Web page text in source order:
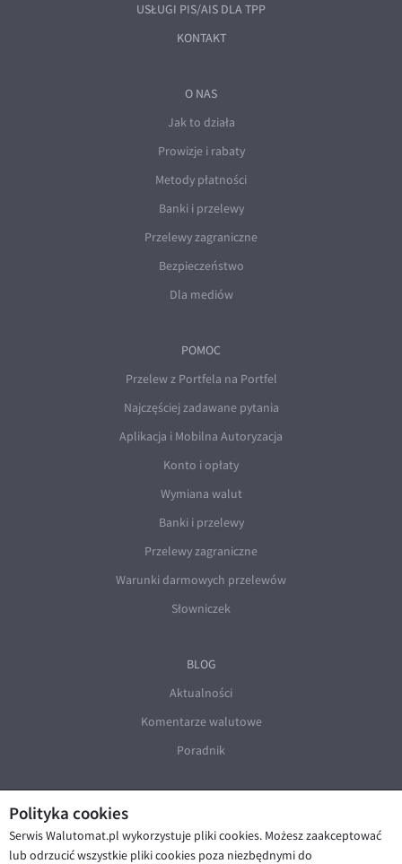
Polityka cookies
Serwis Walutomat.pl wykorzystuje pliki cookies. Możesz zaakceptować
lub odrzucić wszystkie pliki cookies poza niezbędnymi do
USŁUGI PIS/AIS DLA TPP
KONTAKT
O NAS
Jak to działa
Prowizje i rabaty
Metody płatności
Banki i przelewy
Przelewy zagraniczne
Bezpieczeństwo
Dla mediów
POMOC
Przelew z Portfela na Portfel
Najczęściej zadawane pytania
Aplikacja i Mobilna Autoryzacja
Konto i opłaty
Wymiana walut
Banki i przelewy
Przelewy zagraniczne
Warunki darmowych przelewów
Słowniczek
BLOG
Aktualności
Komentarze walutowe
Poradnik